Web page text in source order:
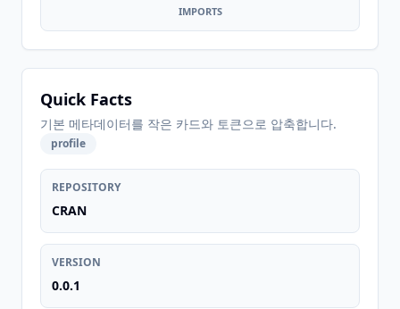
IMPORTS
Quick Facts
기본 메타데이터를 작은 카드와 토큰으로 압축합니다.
profile
REPOSITORY
CRAN
VERSION
0.0.1